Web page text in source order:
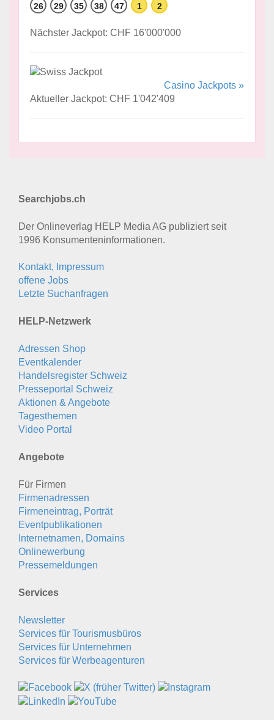
26 29 35 38 47 1 2
Nächster Jackpot: CHF 16'000'000
Casino Jackpots »
Aktueller Jackpot: CHF 1'042'409
Searchjobs.ch
Der Onlineverlag HELP Media AG publiziert seit
1996 Konsumenten­informationen.
Kontakt, Impressum
offene Jobs
Letzte Suchanfragen
HELP-Netzwerk
Adressen Shop
Eventkalender
Handelsregister Schweiz
Presseportal Schweiz
Aktionen & Angebote
Tagesthemen
Video Portal
Angebote
Für Firmen
Firmenadressen
Firmeneintrag, Porträt
Eventpublikationen
Internetnamen, Domains
Onlinewerbung
Pressemeldungen
Services
Newsletter
Services für Tourismusbüros
Services für Unternehmen
Services für Werbeagenturen